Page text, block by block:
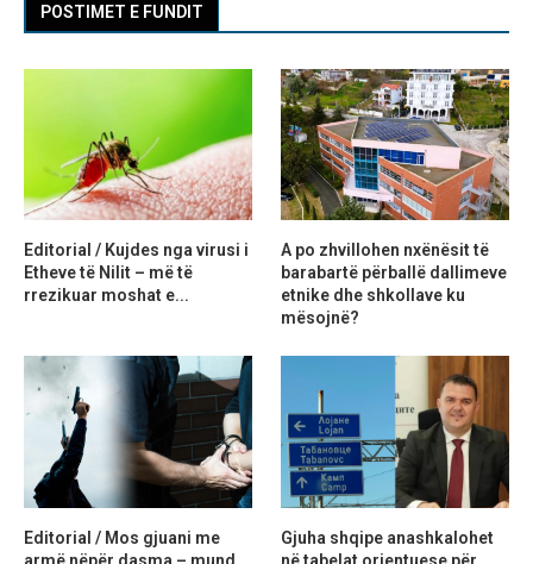
POSTIMET E FUNDIT
Editorial / Kujdes nga virusi i
Etheve të Nilit – më të
rrezikuar moshat e...
A po zhvillohen nxënësit të
barabartë përballë dallimeve
etnike dhe shkollave ku
mësojnë?
Editorial / Mos gjuani me
Gjuha shqipe anashkalohet